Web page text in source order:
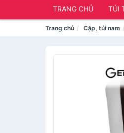
TRANG CHỦ TÚI
Trang chủ Cặp, túi nam